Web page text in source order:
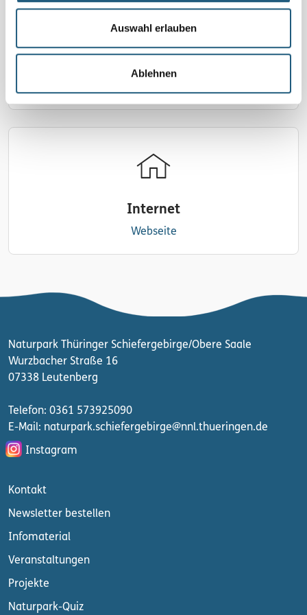
Auswahl erlauben
Ablehnen
Internet
Webseite
Naturpark Thüringer Schiefergebirge/Obere Saale
Wurzbacher Straße 16
07338 Leutenberg
Telefon: 0361 573925090
E-Mail: naturpark.schiefergebirge@nnl.thueringen.de
Instagram
Kontakt
Newsletter bestellen
Infomaterial
Veranstaltungen
Projekte
Naturpark-Quiz